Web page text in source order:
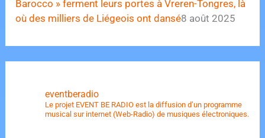
Barocco » ferment leurs portes à Vreren-Tongres, là
où des milliers de Liégeois ont dansé8 août 2025
eventberadio
Le projet EVENT BE RADIO est la diffusion d’un programme
musical sur internet (Web-Radio) de musiques électroniques.